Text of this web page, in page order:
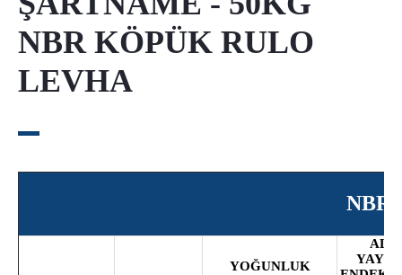
NBR KÖPÜK RULO
LEVHA
NBR
YOĞUNLUK